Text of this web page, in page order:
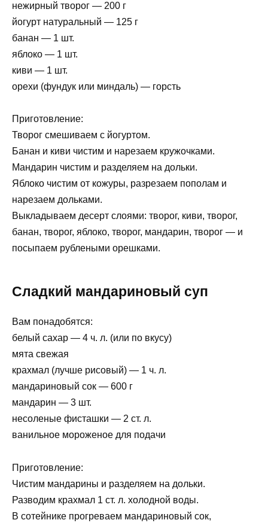
нежирный творог — 200 г
йогурт натуральный — 125 г
банан — 1 шт.
яблоко — 1 шт.
киви — 1 шт.
орехи (фундук или миндаль) — горсть
Приготовление:
Творог смешиваем с йогуртом.
Банан и киви чистим и нарезаем кружочками.
Мандарин чистим и разделяем на дольки.
Яблоко чистим от кожуры, разрезаем пополам и
нарезаем дольками.
Выкладываем десерт слоями: творог, киви, творог,
банан, творог, яблоко, творог, мандарин, творог — и
посыпаем рублеными орешками.
Сладкий мандариновый суп
Вам понадобятся:
белый сахар — 4 ч. л. (или по вкусу)
мята свежая
крахмал (лучше рисовый) — 1 ч. л.
мандариновый сок — 600 г
мандарин — 3 шт.
несоленые фисташки — 2 ст. л.
ванильное мороженое для подачи
Приготовление:
Чистим мандарины и разделяем на дольки.
Разводим крахмал 1 ст. л. холодной воды.
В сотейнике прогреваем мандариновый сок,